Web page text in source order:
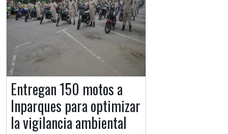
Entregan 150 motos a
Inparques para optimizar
la vigilancia ambiental